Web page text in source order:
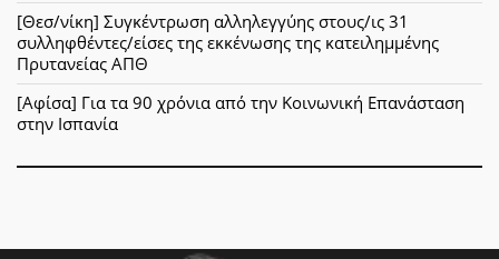
[Θεσ/νίκη] Συγκέντρωση αλληλεγγύης στους/ις 31
συλληφθέντες/είσες της εκκένωσης της κατειλημμένης
Πρυτανείας ΑΠΘ
[Αφίσα] Για τα 90 χρόνια από την Κοινωνική Επανάσταση
στην Ισπανία